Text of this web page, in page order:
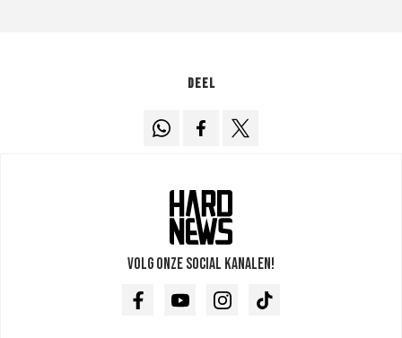
Deel
Volg onze social kanalen!
FacebookYoutubeInstagramTikTok